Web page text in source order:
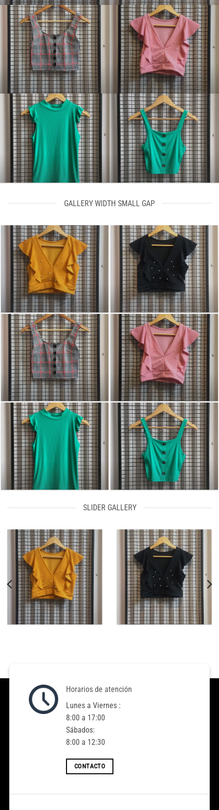
GALLERY WIDTH SMALL GAP
SLIDER GALLERY
Horarios de atención
Lunes a Viernes :
8:00 a 17:00
Sábados:
8:00 a 12:30
CONTACTO